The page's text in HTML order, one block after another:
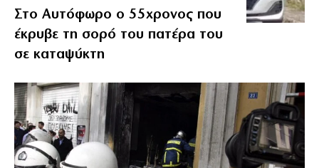
Στο Αυτόφωρο ο 55χρονος που
έκρυβε τη σορό του πατέρα του
σε καταψύκτη